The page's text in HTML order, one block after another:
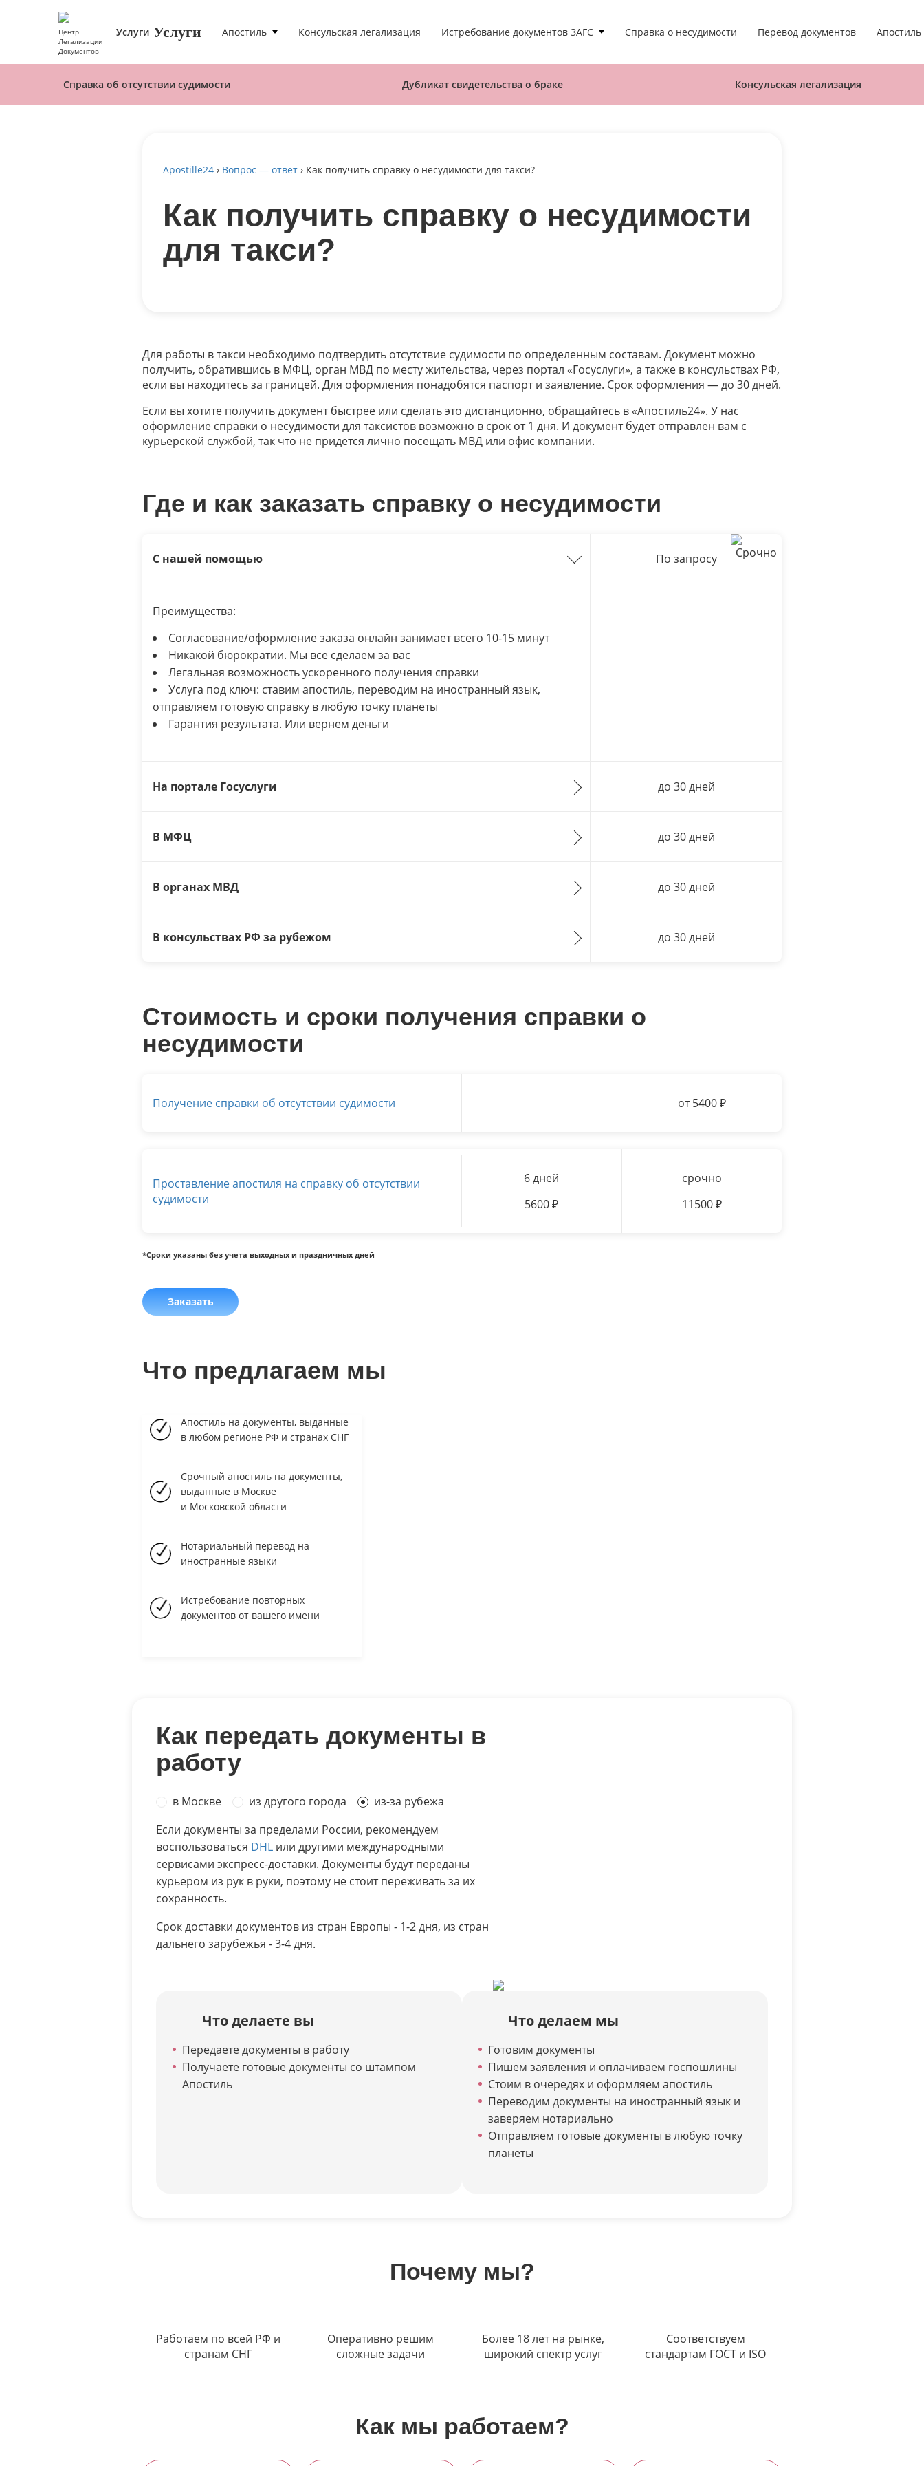
Центр
Легализации
Документов
Услуги Услуги Апостиль Консульская легализация Истребование документов ЗАГС Справка о несудимости Перевод документов
Справка об отсутствии судимости Дубликат свидетельства о браке Консульская легализация
Apostille24 › Вопрос — ответ › Как получить справку о несудимости для такси?
Как получить справку о несудимости
для такси?
Для работы в такси необходимо подтвердить отсутствие судимости по определенным составам. Документ можно
получить, обратившись в МФЦ, орган МВД по месту жительства, через портал «Госуслуги», а также в консульствах РФ,
если вы находитесь за границей. Для оформления понадобятся паспорт и заявление. Срок оформления — до 30 дней.
Если вы хотите получить документ быстрее или сделать это дистанционно, обращайтесь в «Апостиль24». У нас
оформление справки о несудимости для таксистов возможно в срок от 1 дня. И документ будет отправлен вам с
курьерской службой, так что не придется лично посещать МВД или офис компании.
Где и как заказать справку о несудимости
С нашей помощью
Преимущества:
Согласование/оформление заказа онлайн занимает всего 10-15 минут
Никакой бюрократии. Мы все сделаем за вас
Легальная возможность ускоренного получения справки
Услуга под ключ: ставим апостиль, переводим на иностранный язык,
отправляем готовую справку в любую точку планеты
Гарантия результата. Или вернем деньги
По запросу
На портале Госуслуги до 30 дней
В МФЦ до 30 дней
В органах МВД до 30 дней
В консульствах РФ за рубежом до 30 дней
Стоимость и сроки получения справки о
несудимости
Получение справки об отсутствии судимости от 5400₽
Проставление апостиля на справку об отсутствии
судимости
6 дней
5600₽
срочно
11500₽
*Сроки указаны без учета выходных и праздничных дней
Заказать
Что предлагаем мы
Апостиль на документы, выданные
в любом регионе РФ и странах СНГ
Срочный апостиль на документы,
выданные в Москве
и Московской области
Нотариальный перевод на
иностранные языки
Истребование повторных
документов от вашего имени
Как передать документы в
работу
в Москве из другого города
из-за рубежа
Если документы за пределами России, рекомендуем
воспользоваться DHL или другими международными
сервисами экспресс-доставки. Документы будут переданы
курьером из рук в руки, поэтому не стоит переживать за их
сохранность.
Срок доставки документов из стран Европы - 1-2 дня, из стран
дальнего зарубежья - 3-4 дня.
Что делаете вы
Передаете документы в работу
Получаете готовые документы со штампом
Апостиль
Что делаем мы
Готовим документы
Пишем заявления и оплачиваем госпошлины
Стоим в очередях и оформляем апостиль
Переводим документы на иностранный язык и
заверяем нотариально
Отправляем готовые документы в любую точку
планеты
Почему мы?
Работаем по всей РФ и
странам СНГ
Оперативно решим
сложные задачи
Более 18 лет на рынке,
широкий спектр услуг
Соответствуем
стандартам ГОСТ и ISO
Как мы работаем?